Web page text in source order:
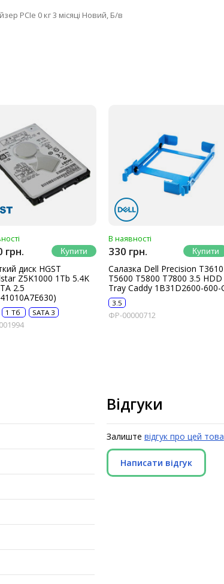
Dell Райзер для сервера PowerEdge Gen 13 Райзер PCIe 0 кг 3 місяці Новий, Б/в
грн.
диск HGST
Z5K1000 1Tb 5.4K
2.5
1 Тб SATA 3
В наявності
330 грн.
Салазка Dell Precision T3610
T5600 T5800 T7800 3.5 HDD
Tray Caddy 1B31D2600-600-
3.5
ФР-00000712
Відгуки
Залиште відгук про цей
Написати відгук